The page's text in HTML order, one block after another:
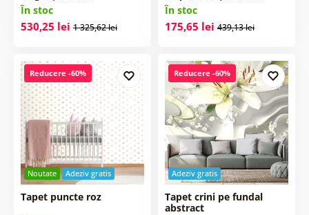
În stoc
530,25 lei 1 325,62 lei
În stoc
175,65 lei 439,13 lei
Noutate Adeziv gratis
Reducere -60%
Tapet puncte roz
Adeziv gratis
Reducere -60%
Tapet crini pe fundal
abstract